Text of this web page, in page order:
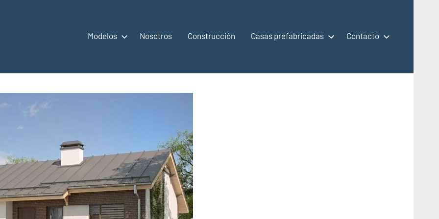
Modelos Nosotros Construcción Casas prefabricadas Contacto